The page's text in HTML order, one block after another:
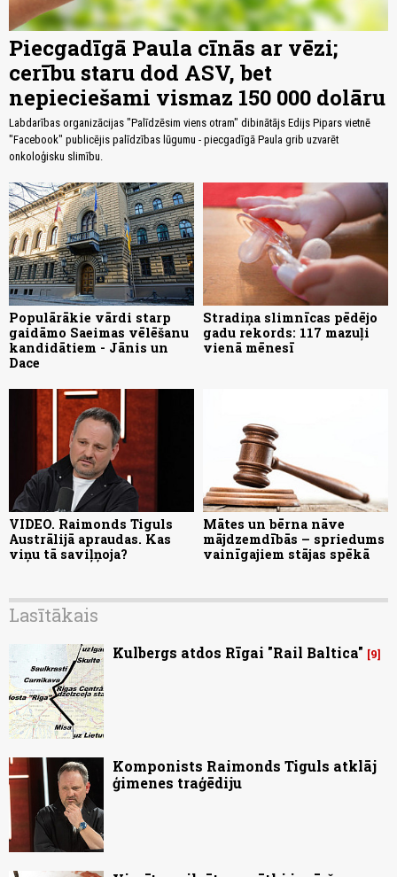
Piecgadīgā Paula cīnās ar vēzi;
cerību staru dod ASV, bet
nepieciešami vismaz 150 000 dolāru
Labdarības organizācijas "Palīdzēsim viens otram" dibinātājs Edijs Pipars vietnē
"Facebook" publicējis palīdzības lūgumu - piecgadīgā Paula grib uzvarēt
onkoloģisku slimību.
Populārākie vārdi starp
gaidāmo Saeimas vēlēšanu
kandidātiem - Jānis un
Dace
Stradiņa slimnīcas pēdējo
gadu rekords: 117 mazuļi
vienā mēnesī
VIDEO. Raimonds Tiguls
Austrālijā apraudas. Kas
viņu tā saviļņoja?
Mātes un bērna nāve
mājdzemdībās – spriedums
vainīgajiem stājas spēkā
Lasītākais
Kulbergs atdos Rīgai "Rail Baltica" 9
Komponists Raimonds Tiguls atklāj
ģimenes traģēdiju